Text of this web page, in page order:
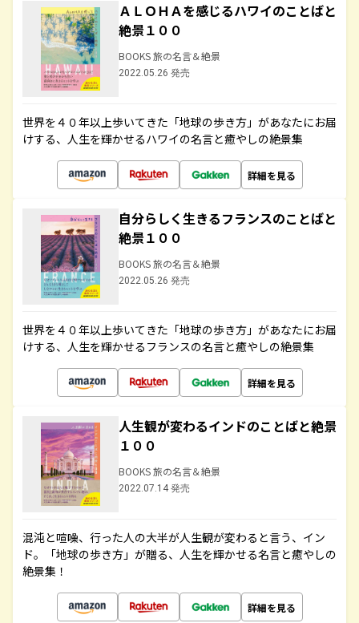
ＡＬＯＨＡを感じるハワイのことばと
絶景１００
BOOKS 旅の名言＆絶景
2022.05.26 発売
世界を４０年以上歩いてきた「地球の歩き方」があなたにお届
けする、人生を輝かせるハワイの名言と癒やしの絶景集
詳細を見る
自分らしく生きるフランスのことばと
絶景１００
BOOKS 旅の名言＆絶景
2022.05.26 発売
世界を４０年以上歩いてきた「地球の歩き方」があなたにお届
けする、人生を輝かせるフランスの名言と癒やしの絶景集
詳細を見る
人生観が変わるインドのことばと絶景
１００
BOOKS 旅の名言＆絶景
2022.07.14 発売
混沌と喧噪、行った人の大半が人生観が変わると言う、イン
ド。「地球の歩き方」が贈る、人生を輝かせる名言と癒やしの
絶景集！
詳細を見る